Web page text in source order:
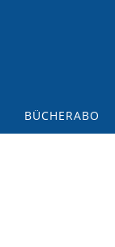
BÜCHERABO